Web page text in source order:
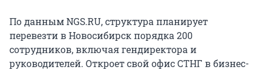
По данным NGS.RU, структура планирует
перевезти в Новосибирск порядка 200
сотрудников, включая гендиректора и
руководителей. Откроет свой офис СТНГ в бизнес-